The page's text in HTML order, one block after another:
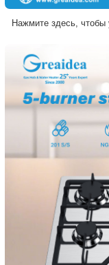
Нажмите здесь, чтобы